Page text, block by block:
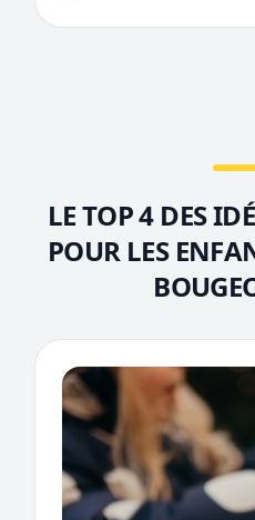
LE TOP 4 DES
POUR LES